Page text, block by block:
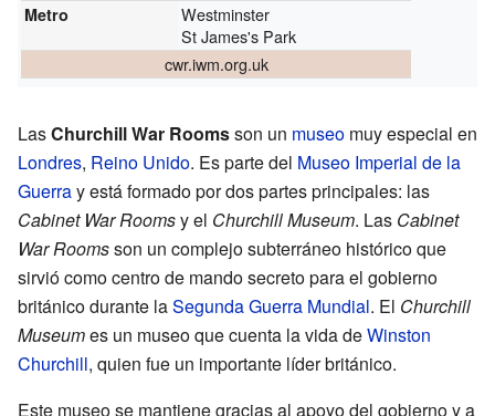
Metro
Westminster
St James's Park
cwr.iwm.org.uk
LasChurchill War Roomsson un museo muy especial en
Londres, Reino Unido. Es parte del Museo Imperial de la
Guerray está formado por dos partes principales: las
Cabinet War Roomsy el Churchill Museum. Las Cabinet
War Roomsson un complejo subterráneo histórico que
sirvió como centro de mando secreto para el gobierno
británico durante laSegunda Guerra Mundial. El Churchill
Museumes un museo que cuenta la vida deWinston
Churchill, quien fue un importante líder británico.
Este museo se mantiene gracias al apoyo del gobierno y a